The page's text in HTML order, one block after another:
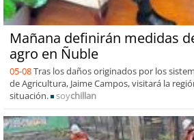
Mañana definirán medidas
agro en Ñuble
05-08Tras los daños originados por los
de Agricultura, Jaime Campos, visitará la
situación.
soychillan